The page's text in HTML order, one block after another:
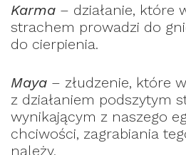
Karma – działanie, które
strachem prowadzi do
do cierpienia.
Maya – złudzenie, które
z działaniem podszytym
wynikającym z naszego
chciwości, zagrabiania
należy.